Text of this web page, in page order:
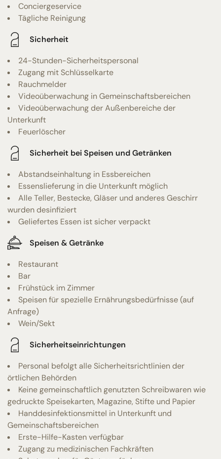
Conciergeservice
Tägliche Reinigung
Sicherheit
24-Stunden-Sicherheitspersonal
Zugang mit Schlüsselkarte
Rauchmelder
Videoüberwachung in Gemeinschaftsbereichen
Videoüberwachung der Außenbereiche der
Unterkunft
Feuerlöscher
Sicherheit bei Speisen und Getränken
Abstandseinhaltung in Essbereichen
Essenslieferung in die Unterkunft möglich
Alle Teller, Bestecke, Gläser und anderes Geschirr
wurden desinfiziert
Geliefertes Essen ist sicher verpackt
Speisen & Getränke
Restaurant
Bar
Frühstück im Zimmer
Speisen für spezielle Ernährungsbedürfnisse (auf
Anfrage)
Wein/Sekt
Sicherheitseinrichtungen
Personal befolgt alle Sicherheitsrichtlinien der
örtlichen Behörden
Keine gemeinschaftlich genutzten Schreibwaren wie
gedruckte Speisekarten, Magazine, Stifte und Papier
Handdesinfektionsmittel in Unterkunft und
Gemeinschaftsbereichen
Erste-Hilfe-Kasten verfügbar
Zugang zu medizinischen Fachkräften